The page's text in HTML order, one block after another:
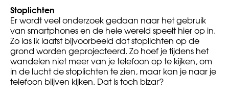
Stoplichten
Er wordt veel onderzoek gedaan naar het gebruik
van smartphones en de hele wereld speelt hier op in.
Zo las ik laatst bijvoorbeeld dat stoplichten op de
grond worden geprojecteerd. Zo hoef je tijdens het
wandelen niet meer van je telefoon op te kijken, om
in de lucht de stoplichten te zien, maar kan je naar je
telefoon blijven kijken. Dat is toch bizar?